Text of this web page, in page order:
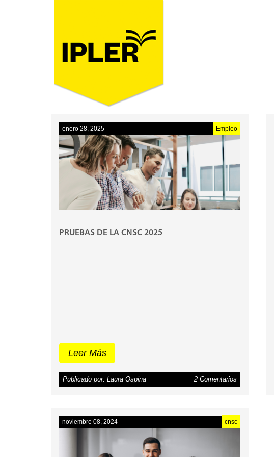
enero 28, 2025 Empleo
PRUEBAS DE LA CNSC 2025
Leer Más
Publicado por: Laura Ospina 2 Comentarios
noviembre 08, 2024 cnsc